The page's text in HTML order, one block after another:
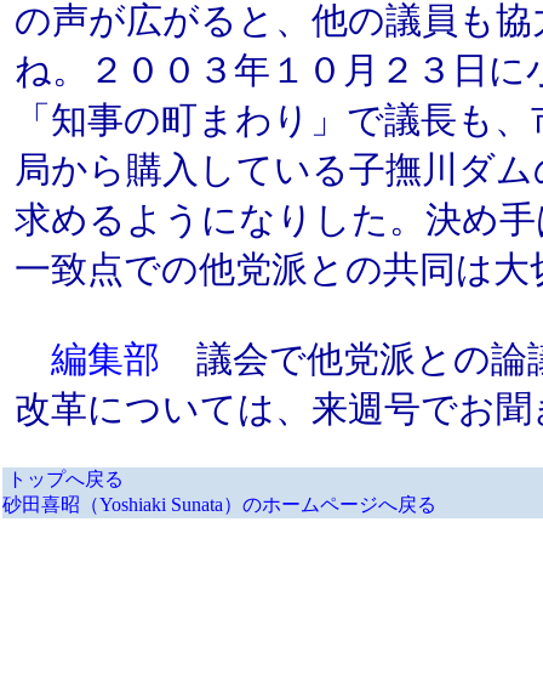
の声が広がると、他の議員も
ね。２００３年１０月２３日
「知事の町まわり」で議長も
局から購入している子撫川ダ
求めるようになりした。決め
一致点での他党派との共同は
編集部 議会で他党派との論
改革については、来週号でお
トップへ戻る
砂田喜昭（Yoshiaki Sunata）のホームページへ戻る